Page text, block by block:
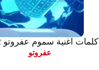
كلمات اغنية سموم عفروتو 2022
عفروتو